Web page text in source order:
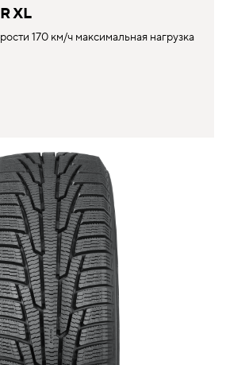
XL
170 км/ч максимальная нагрузка